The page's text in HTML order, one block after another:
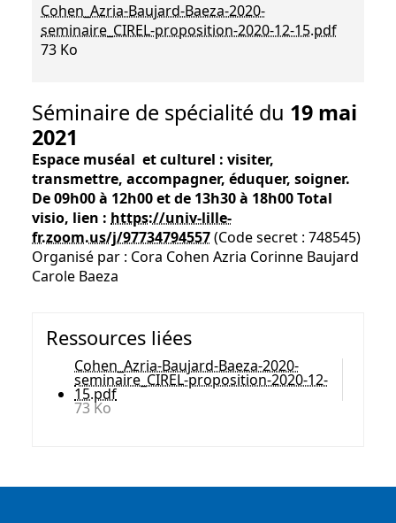
Cohen_Azria-Baujard-Baeza-2020-
seminaire_CIREL-proposition-2020-12-15.pdf
73 Ko
Séminaire de spécialité du 19 mai
2021
Espace muséal et culturel : visiter,
transmettre, accompagner, éduquer, soigner.
De 09h00 à 12h00 et de 13h30 à 18h00Total
visio, lien : https://univ-lille-
fr.zoom.us/j/97734794557(Code secret : 748545)
Organisé par : Cora Cohen Azria Corinne Baujard
Carole Baeza
Ressources liées
Cohen_Azria-Baujard-Baeza-2020-
seminaire_CIREL-proposition-2020-12-
15.pdf
73 Ko